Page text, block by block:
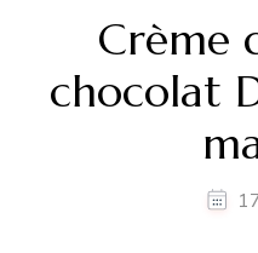
Crème
chocolat